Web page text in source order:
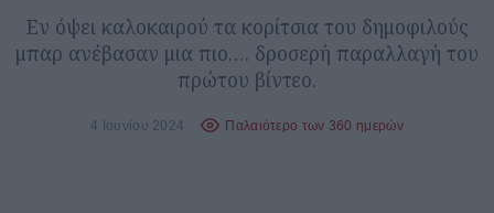
Eν όψει καλοκαιρού τα κορίτσια του δημοφιλούς
μπαρ ανέβασαν μια πιο…. δροσερή παραλλαγή του
πρώτου βίντεο.
4 Ιουνίου 2024 Παλαιότερο των 360 ημερών